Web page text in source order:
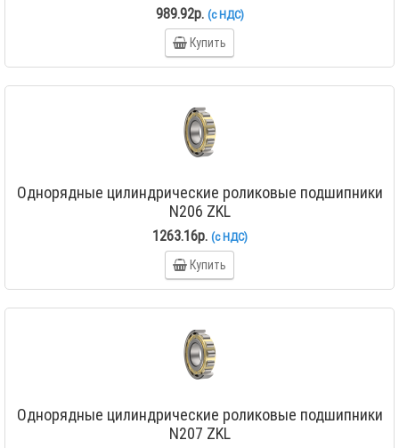
989.92р. (с НДС)
Купить
Однорядные цилиндрические роликовые подшипники
N206 ZKL
1263.16р. (с НДС)
Купить
Однорядные цилиндрические роликовые подшипники
N207 ZKL